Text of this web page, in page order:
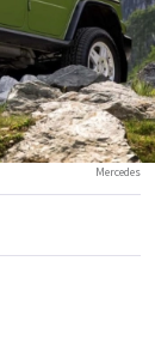
Mercedes